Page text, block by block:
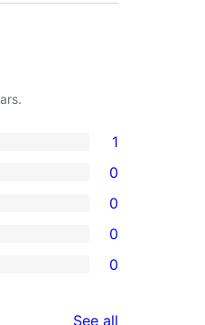
1
0
0
0
0
See all